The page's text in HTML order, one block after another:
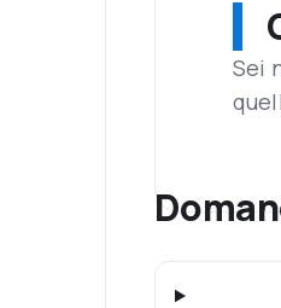
Sei